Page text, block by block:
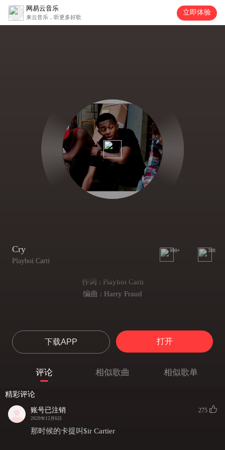
网易云音乐
来云音乐，听更多好歌
立即体验
Cry
Playboi Carti
999+ 306
作词 : Playboi Carti
编曲 : Harry Fraud
下载APP 打开
评论 相似歌曲 相似歌单
精彩评论
账号已注销
2020年12月6日
275
那时候的卡提叫$ir Cartier